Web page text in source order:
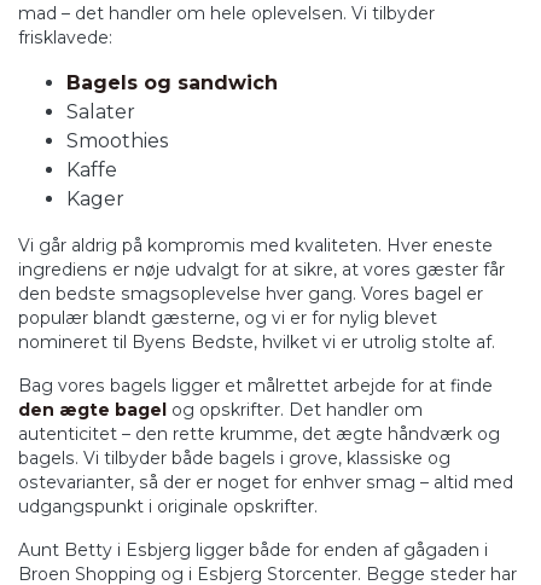
mad – det handler om hele oplevelsen. Vi tilbyder
frisklavede:
Bagels og sandwich
Salater
Smoothies
Kaffe
Kager
Vi går aldrig på kompromis med kvaliteten. Hver eneste
ingrediens er nøje udvalgt for at sikre, at vores gæster får
den bedste smagsoplevelse hver gang. Vores bagel er
populær blandt gæsterne, og vi er for nylig blevet
nomineret til Byens Bedste, hvilket vi er utrolig stolte af.
Bag vores bagels ligger et målrettet arbejde for at finde
den ægte bagel
og opskrifter. Det handler om
autenticitet – den rette krumme, det ægte håndværk og
bagels. Vi tilbyder både bagels i grove, klassiske og
ostevarianter, så der er noget for enhver smag – altid med
udgangspunkt i originale opskrifter.
Aunt Betty i Esbjerg ligger både for enden af gågaden i
Broen Shopping og i Esbjerg Storcenter. Begge steder har